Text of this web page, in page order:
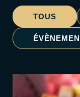
TOUS